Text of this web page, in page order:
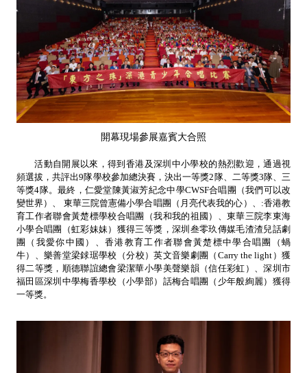
開幕現場參展嘉賓大合照
活動自開展以來，得到香港及深圳中小學校的熱烈歡迎，通過視
頻選拔，共評出9隊學校參加總決賽，決出一等獎2隊、二等獎3隊、三
等獎4隊。最終，仁愛堂陳黃淑芳紀念中學CWSF合唱團（我們可以改
變世界）、 東華三院曾憲備小學合唱團（月亮代表我的心）、:香港教
育工作者聯會黃楚標學校合唱團（我和我的祖國）、東華三院李東海
小學合唱團（虹彩妹妹）獲得三等獎，深圳叁零玖傳媒毛渣渣兒話劇
團（我愛你中國）、香港教育工作者聯會黃楚標中學合唱團（蝸
牛）、樂善堂梁銶琚學校（分校）英文音樂劇團（Carry the light）獲
得二等獎，順德聯誼總會梁潔華小學美聲樂韻（信任彩虹）、深圳市
福田區深圳中學梅香學校（小學部）話梅合唱團（少年般絢麗）獲得
一等獎。